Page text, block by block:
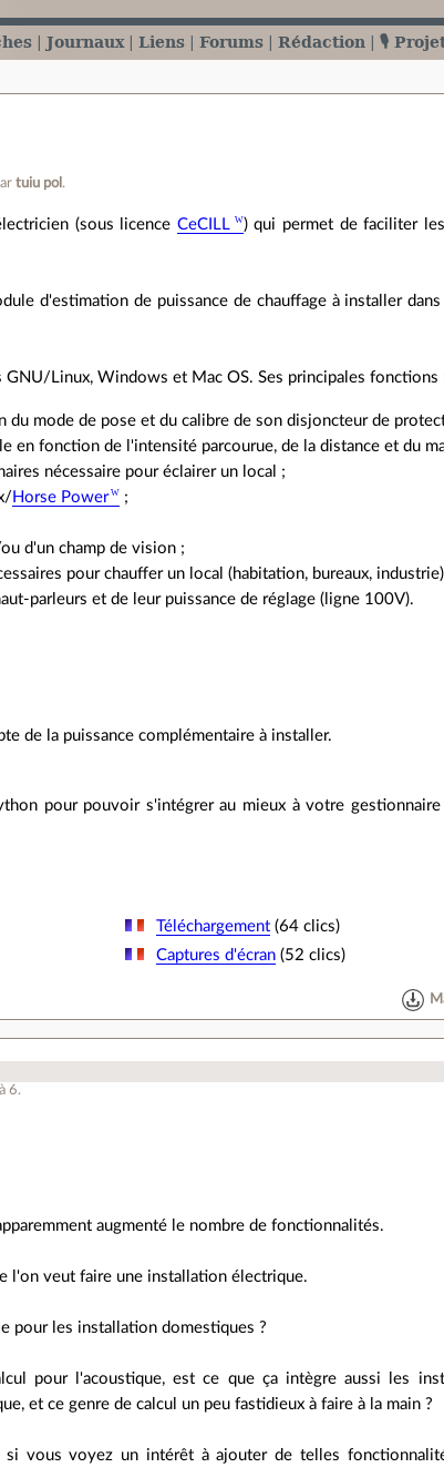
Journaux Liens Forums Rédaction 🎙️
tuiu pol .
(sous licence CeCILL
) qui permet de faciliter
d'estimation de puissance de chauffage à installer
Linux, Windows et Mac OS. Ses principales fonctions
du mode de pose et du calibre de son disjoncteur de
en fonction de l'intensité parcourue, de la distance et du
nécessaire pour éclairer un local ;
Horse Power
;
d'un champ de vision ;
pour chauffer un local (habitation, bureaux,
parleurs et de leur puissance de réglage (ligne 100V).
de la puissance complémentaire à installer.
pour pouvoir s'intégrer au mieux à votre
Téléchargement (64 clics)
Captures d'écran (52 clics)
6.
augmenté le nombre de fonctionnalités.
l'on veut faire une installation électrique.
pour les installation domestiques ?
pour l'acoustique, est ce que ça intègre aussi les
et ce genre de calcul un peu fastidieux à faire à la main ?
si vous voyez un intérêt à ajouter de telles